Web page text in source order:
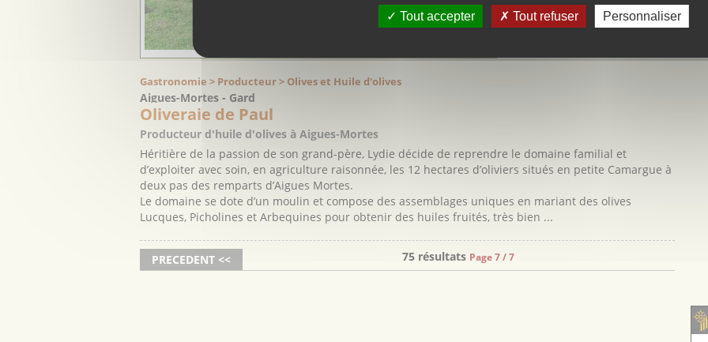
élevage de taureaux AOP
Camargue Bio ...
Gastronomie > Producteur > Olives et Huile d'olives
Aigues-Mortes - Gard
Oliveraie de Paul
Producteur d'huile d'olives à Aigues-Mortes
Héritière de la passion de son grand-père, Lydie décide de reprendre le domaine familial et
d’exploiter avec soin, en agriculture raisonnée, les 12 hectares d’oliviers situés en petite Camargue à
deux pas des remparts d’Aigues Mortes.
Le domaine se dote d’un moulin et compose des assemblages uniques en mariant des olives
Lucques, Picholines et Arbequines pour obtenir des huiles fruités, très bien ...
PRECEDENT << 75 résultats Page 7 / 7
Tout accepter Tout refuser Personnaliser